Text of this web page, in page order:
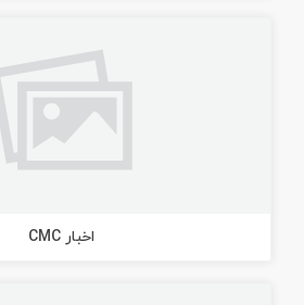
اخبار CMC